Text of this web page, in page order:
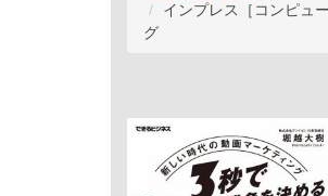
インプレス［コンピュ
グ